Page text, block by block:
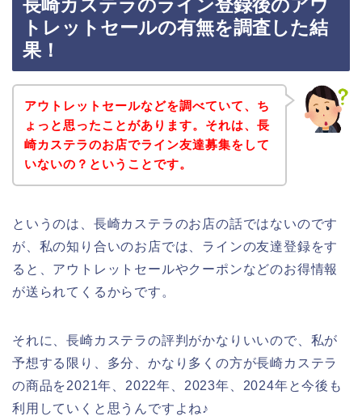
長崎カステラのライン登録後のアウ
トレットセールの有無を調査した結
果！
アウトレットセールなどを調べていて、ち
ょっと思ったことがあります。それは、長
崎カステラのお店でライン友達募集をして
いないの？ということです。
というのは、長崎カステラのお店の話ではないのです
が、私の知り合いのお店では、ラインの友達登録をす
ると、アウトレットセールやクーポンなどのお得情報
が送られてくるからです。
それに、長崎カステラの評判がかなりいいので、私が
予想する限り、多分、かなり多くの方が長崎カステラ
の商品を2021年、2022年、2023年、2024年と今後も
利用していくと思うんですよね♪